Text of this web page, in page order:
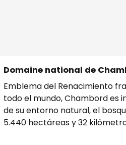
Domaine national de
Emblema del Renacimiento
todo el mundo, Chambord es
de su entorno natural, el
5.440 hectáreas y 32